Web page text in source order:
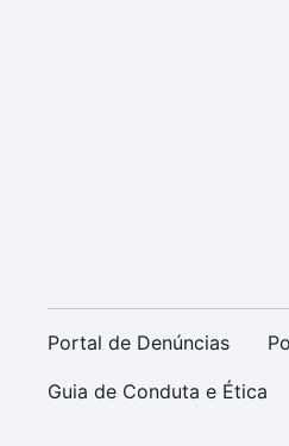
Portal de Denúncias
Guia de Conduta e Ética